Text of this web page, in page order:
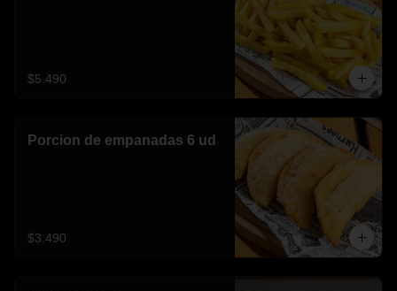
$5.490
Porcion de empanadas 6 ud
$3.490